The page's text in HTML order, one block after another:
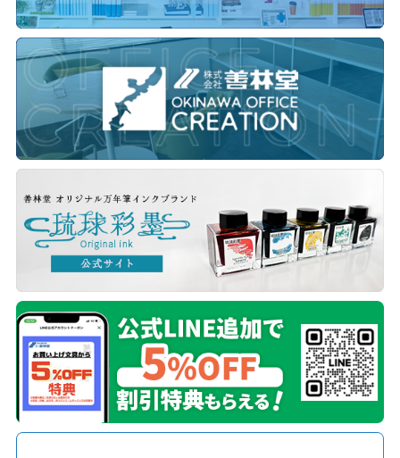
りません。
法令に基づく場合
人の生命、身体または財産の保護のために必要がある場合
公衆衛生の向上または児童の健全な育成の推進のために特
に必要がある場合
国の機関、地方公共団体またはその委託を受けた者に協力す
る必要がある場合
第5条（個人情報の委託）
当社は、利用目的の達成に必要な範囲内において、個人情報の取
扱いを外部へ委託する場合があります。この場合、当社は、委託先
に対し必要かつ適切な監督を行います。
第6条（個人情報の開示、訂正、削除等）
当社は、ご本人から自己の個人情報について、開示、訂正、追加、
削除、利用停止等の請求を受けた場合には、法令の定めに従い、
ご本人確認を行ったうえで適切に対応いたします。
第7条（Cookie等の利用）